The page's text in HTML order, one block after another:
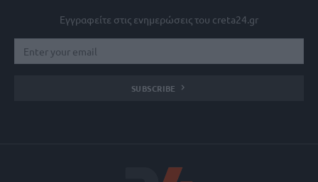
Εγγραφείτε στις ενημερώσεις του creta24.gr
SUBSCRIBE